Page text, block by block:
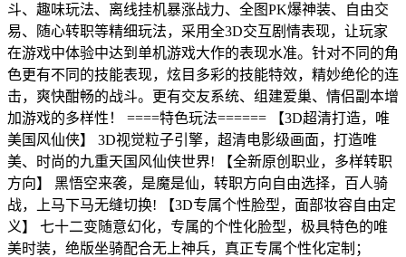
斗、趣味玩法、离线挂机暴涨战力、全图PK爆神装、自由交
易、随心转职等精细玩法，采用全3D交互剧情表现，让玩家
在游戏中体验中达到单机游戏大作的表现水准。针对不同的角
色更有不同的技能表现，炫目多彩的技能特效，精妙绝伦的连
击，爽快酣畅的战斗。更有交友系统、组建爱巢、情侣副本增
加游戏的多样性！ ====特色玩法====== 【3D超清打造，唯
美国风仙侠】 3D视觉粒子引擎，超清电影级画面，打造唯
美、时尚的九重天国风仙侠世界! 【全新原创职业，多样转职
方向】 黑悟空来袭，是魔是仙，转职方向自由选择，百人骑
战，上马下马无缝切换! 【3D专属个性脸型，面部妆容自由定
义】 七十二变随意幻化，专属的个性化脸型，极具特色的唯
美时装，绝版坐骑配合无上神兵，真正专属个性化定制；